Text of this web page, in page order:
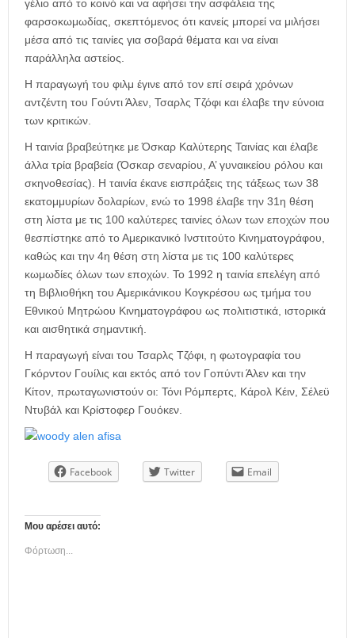
γέλιο από το κοινό και να αφήσει την ασφάλεια της
φαρσοκωμωδίας, σκεπτόμενος ότι κανείς μπορεί να μιλήσει
μέσα από τις ταινίες για σοβαρά θέματα και να είναι
παράλληλα αστείος.
Η παραγωγή του φιλμ έγινε από τον επί σειρά χρόνων
αντζέντη του Γούντι Άλεν, Τσαρλς Τζόφι και έλαβε την εύνοια
των κριτικών.
Η ταινία βραβεύτηκε με Όσκαρ Καλύτερης Ταινίας και έλαβε
άλλα τρία βραβεία (Όσκαρ σεναρίου, Α’ γυναικείου ρόλου και
σκηνοθεσίας). Η ταινία έκανε εισπράξεις της τάξεως των 38
εκατομμυρίων δολαρίων, ενώ το 1998 έλαβε την 31η θέση
στη λίστα με τις 100 καλύτερες ταινίες όλων των εποχών που
θεσπίστηκε από το Αμερικανικό Ινστιτούτο Κινηματογράφου,
καθώς και την 4η θέση στη λίστα με τις 100 καλύτερες
κωμωδίες όλων των εποχών. Το 1992 η ταινία επελέγη από
τη Βιβλιοθήκη του Αμερικάνικου Κογκρέσου ως τμήμα του
Εθνικού Μητρώου Κινηματογράφου ως πολιτιστικά, ιστορικά
και αισθητικά σημαντική.
Η παραγωγή είναι του Τσαρλς Τζόφι, η φωτογραφία του
Γκόρντον Γουίλις και εκτός από τον Γοπύντι Άλεν και την
Κίτον, πρωταγωνιστούν οι: Τόνι Ρόμπερτς, Κάρολ Κέιν, Σέλεϋ
Ντυβάλ και Κρίστοφερ Γουόκεν.
Facebook Twitter Email
Μου αρέσει αυτό:
Φόρτωση...